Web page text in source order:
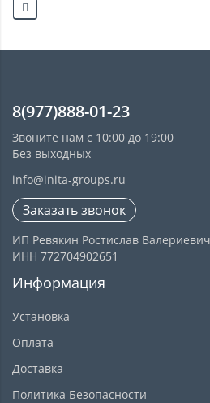
8(977)888-01-23
Звоните нам с 10:00 до 19:00
Без выходных
info@inita-groups.ru
Заказать звонок
ИП Ревякин Ростислав Валериевич
ИНН 772704902651
Информация
Установка
Оплата
Доставка
Политика Безопасности